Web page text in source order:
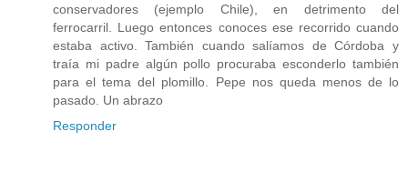
conservadores (ejemplo Chile), en detrimento del
ferrocarril. Luego entonces conoces ese recorrido cuando
estaba activo. También cuando salíamos de Córdoba y
traía mi padre algún pollo procuraba esconderlo también
para el tema del plomillo. Pepe nos queda menos de lo
pasado. Un abrazo
Responder